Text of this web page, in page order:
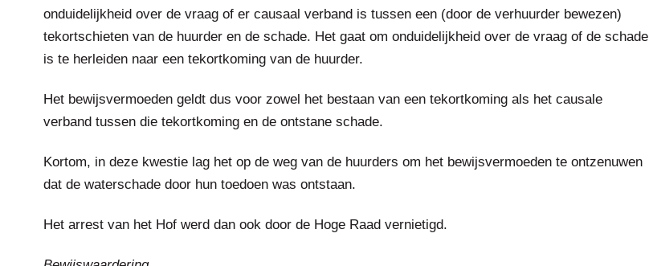
onduidelijkheid over de vraag of er causaal verband is tussen een (door de verhuurder bewezen)
tekortschieten van de huurder en de schade. Het gaat om onduidelijkheid over de vraag of de schade
is te herleiden naar een tekortkoming van de huurder.
Het bewijsvermoeden geldt dus voor zowel het bestaan van een tekortkoming als het causale
verband tussen die tekortkoming en de ontstane schade.
Kortom, in deze kwestie lag het op de weg van de huurders om het bewijsvermoeden te ontzenuwen
dat de waterschade door hun toedoen was ontstaan.
Het arrest van het Hof werd dan ook door de Hoge Raad vernietigd.